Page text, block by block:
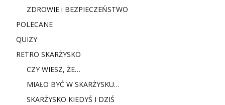
ZDROWIE i BEZPIECZEŃSTWO
POLECANE
QUIZY
RETRO SKARŻYSKO
CZY WIESZ, ŻE…
MIAŁO BYĆ W SKARŻYSKU…
SKARŻYSKO KIEDYŚ I DZIŚ